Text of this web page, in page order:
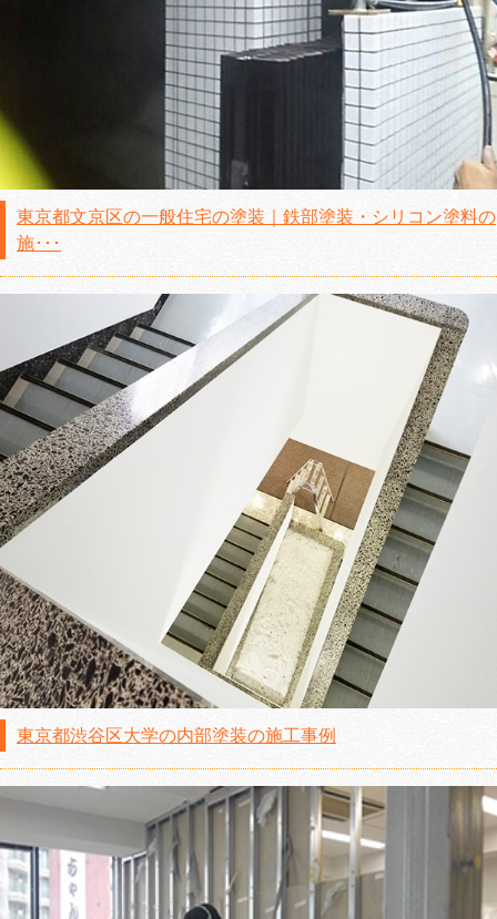
東京都文京区の一般住宅の塗装｜鉄部塗装・シリコン塗料の
施･･･
東京都渋谷区大学の内部塗装の施工事例